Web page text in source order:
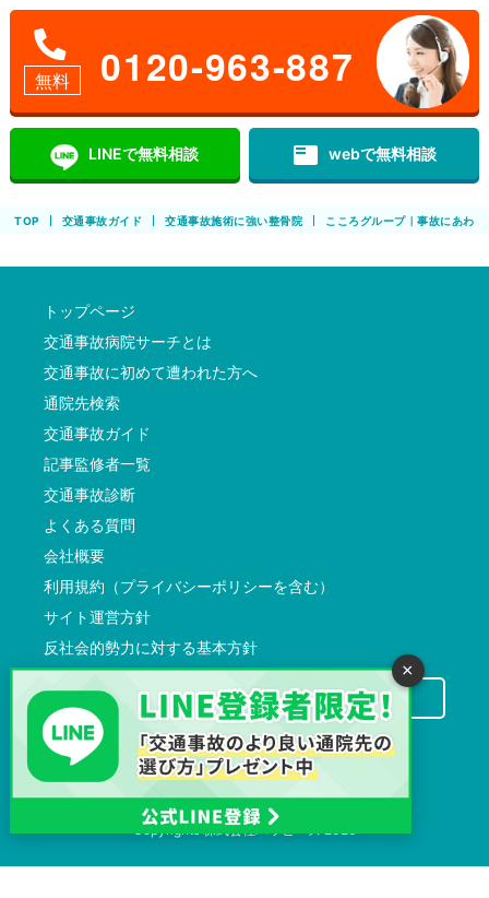
無料 0120-963-887
LINEで無料相談 featured_play_list webで無料相談
TOP 交通事故ガイド 交通事故施術に強い整骨院 こころグループ｜事故にあわ
トップページ
交通事故病院サーチとは
交通事故に初めて遭われた方へ
通院先検索
交通事故ガイド
記事監修者一覧
交通事故診断
よくある質問
会社概要
利用規約（プライバシーポリシーを含む）
サイト運営方針
反社会的勢力に対する基本方針
交通事故病院サーチに掲載希望の先生方へ
Copyrights 株式会社ハッピーズ
×